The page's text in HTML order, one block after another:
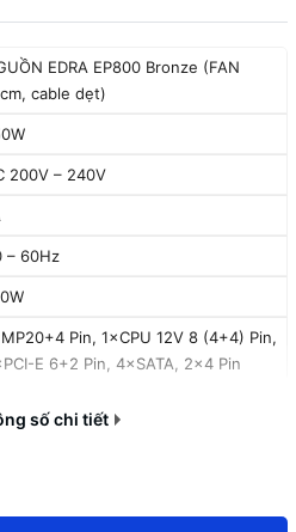
EDRA EP800 Bronze (FAN
cable dẹt)
200V – 240V
– 60Hz
Pin, 1×CPU 12V 8 (4+4) Pin,
E 6+2 Pin, 4×SATA, 2×4 Pin
số chi tiết